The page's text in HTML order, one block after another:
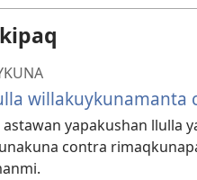
willakuykunamanta
astawan yapakushan llulla
contra